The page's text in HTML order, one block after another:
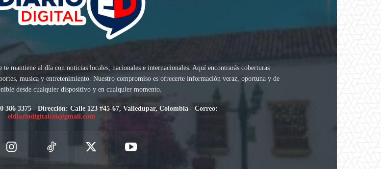
mantiene al día con noticias locales, nacionales e internacionales. Aquí encontrarás coberturas
musica y entretenimiento. Nuestro compromiso es ofrecerte información veraz, oportuna y de
desde cualquier dispositivo y en cualquier momento.
386 3375 - Dirección: Calle 123 #45-67, Valledupar, Colombia - Correo:
eldiariodigitalcol@gmail.com